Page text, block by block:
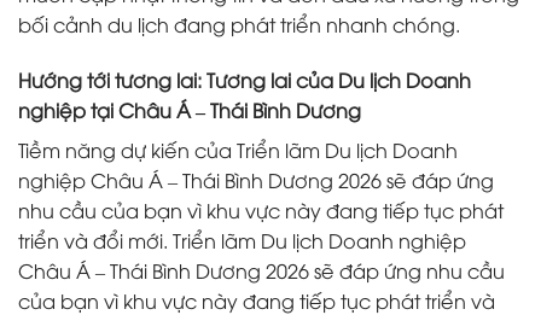
bối cảnh du lịch đang phát triển nhanh chóng.
Hướng tới tương lai: Tương lai của Du lịch Doanh
nghiệp tại Châu Á – Thái Bình Dương
Tiềm năng dự kiến ​​của Triển lãm Du lịch Doanh
nghiệp Châu Á – Thái Bình Dương 2026 sẽ đáp ứng
nhu cầu của bạn vì khu vực này đang tiếp tục phát
triển và đổi mới. Triển lãm Du lịch Doanh nghiệp
Châu Á – Thái Bình Dương 2026 sẽ đáp ứng nhu cầu
của bạn vì khu vực này đang tiếp tục phát triển và